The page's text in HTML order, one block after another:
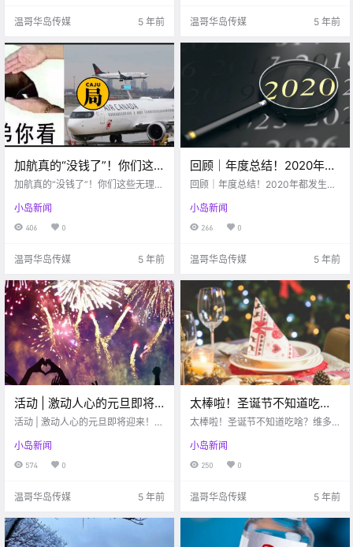
温哥华岛传媒 5 年前 温哥华岛传媒 5 年前
加航真的“没钱了”！你们这
些无理顾客能不能别再要人
加航真的“没钱了”！你们这些无理顾
小岛新闻
406 0
温哥华岛传媒 5 年前
回顾｜年度总结！2020年都
发生了这些大事！！
回顾｜年度总结！2020年都发生了
小岛新闻
266 0
温哥华岛传媒 5 年前
活动 | 激动人心的元旦即将
迎来！维多利亚这些新年活
活动 | 激动人心的元旦即将迎来！维
小岛新闻
574 0
温哥华岛传媒 5 年前
太棒啦！圣诞节不知道吃
啥？维多利亚这些餐厅圣诞
太棒啦！圣诞节不知道吃啥？维多
小岛新闻
250 0
温哥华岛传媒 5 年前